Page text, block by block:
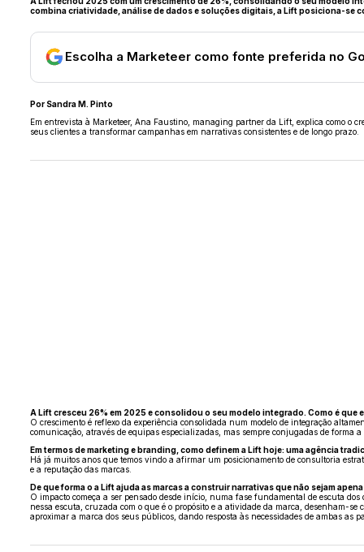
combina criatividade, análise de dados e soluções digitais, a Lift posiciona-se
Escolha a Marketeer como fonte preferida no
Por Sandra M. Pinto
Em entrevista à Marketeer, Ana Faustino, managing partner da Lift, explica como o
seus clientes a transformar campanhas em narrativas consistentes e de longo prazo.
A Lift cresceu 26% em 2025 e consolidou o seu modelo integrado. Como é
O crescimento é reflexo da experiência consolidada num modelo de integração
comunicação, através de equipas especializadas, mas sempre conjugadas de forma
Em termos de marketing e branding, como definem a Lift hoje: uma agência
Há já muitos anos que temos vindo a afirmar um posicionamento de consultoria
e a reputação das marcas.
De que forma o a Lift ajuda as marcas a construir narrativas que não sejam
O impacto começa a ser pensado desde início, numa fase fundamental de escuta
nessa escuta, cruzada com o que é o propósito e a atividade da marca, desenham-
aproximar a marca dos seus públicos, dando resposta às necessidades de ambas as